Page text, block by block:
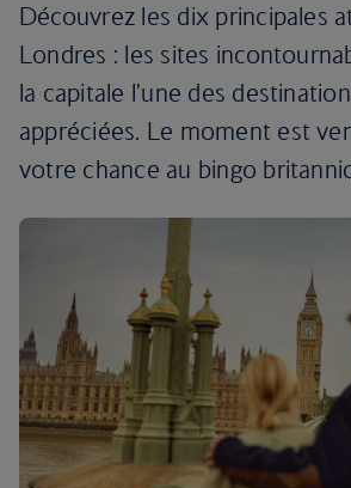
Découvrez les dix principales
Londres : les sites
la capitale l'une des
appréciées. Le moment est
votre chance au bingo